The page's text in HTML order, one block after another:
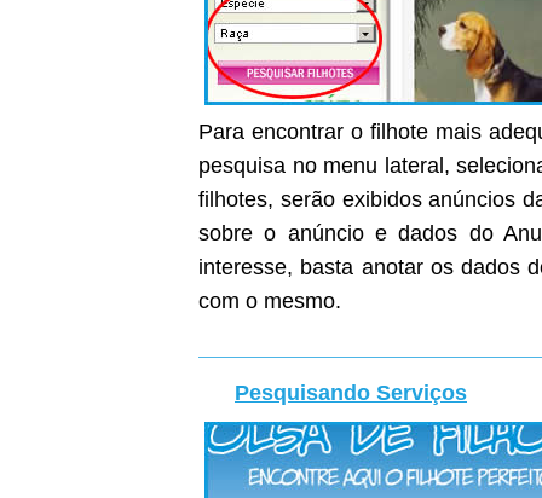
Para encontrar o filhote mais
pesquisa no menu lateral,
filhotes, serão exibidos anúncios
sobre o anúncio e dados do
interesse, basta anotar os dados
com o mesmo.
Pesquisando Serviços